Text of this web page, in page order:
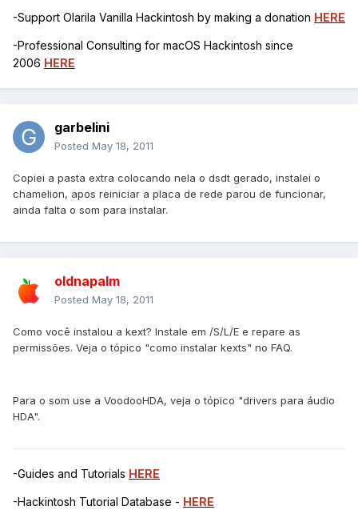
-Support Olarila Vanilla Hackintosh by making a donation HERE
-Professional Consulting for macOS Hackintosh since
2006 HERE
garbelini
Posted May 18, 2011
Copiei a pasta extra colocando nela o dsdt gerado, instalei o
chamelion, apos reiniciar a placa de rede parou de funcionar,
ainda falta o som para instalar.
oldnapalm
Posted May 18, 2011
Como você instalou a kext? Instale em /S/L/E e repare as
permissões. Veja o tópico "como instalar kexts" no FAQ.
Para o som use a VoodooHDA, veja o tópico "drivers para áudio
HDA".
-Guides and Tutorials HERE
-Hackintosh Tutorial Database - HERE